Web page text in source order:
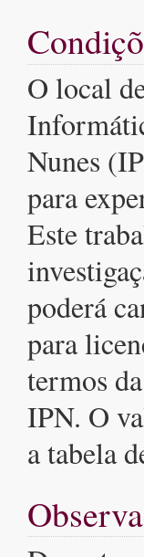
O local
Nunes
para
Este
poderá
para
termos
IPN. O
a tabela